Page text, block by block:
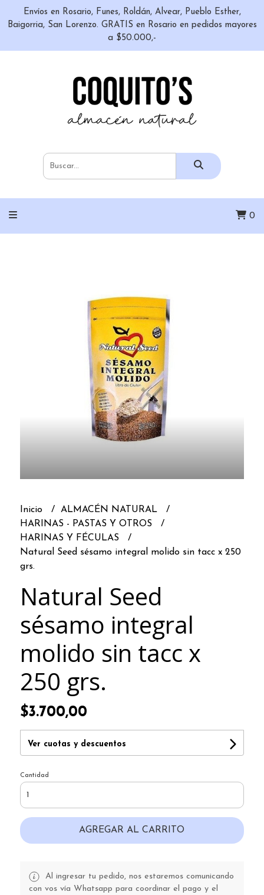
Envíos en Rosario, Funes, Roldán, Alvear, Pueblo Esther,
Baigorria, San Lorenzo. GRATIS en Rosario en pedidos mayores
a $50.000,-
0
Inicio
ALMACÉN NATURAL
HARINAS - PASTAS Y OTROS
HARINAS Y FÉCULAS
Natural Seed sésamo integral molido sin tacc x 250
grs.
Natural Seed
sésamo integral
molido sin tacc x
250 grs.
$3.700,00
Ver cuotas y descuentos
Cantidad
AGREGAR AL CARRITO
Al ingresar tu pedido, nos estaremos comunicando
con vos vía Whatsapp para coordinar el pago y el